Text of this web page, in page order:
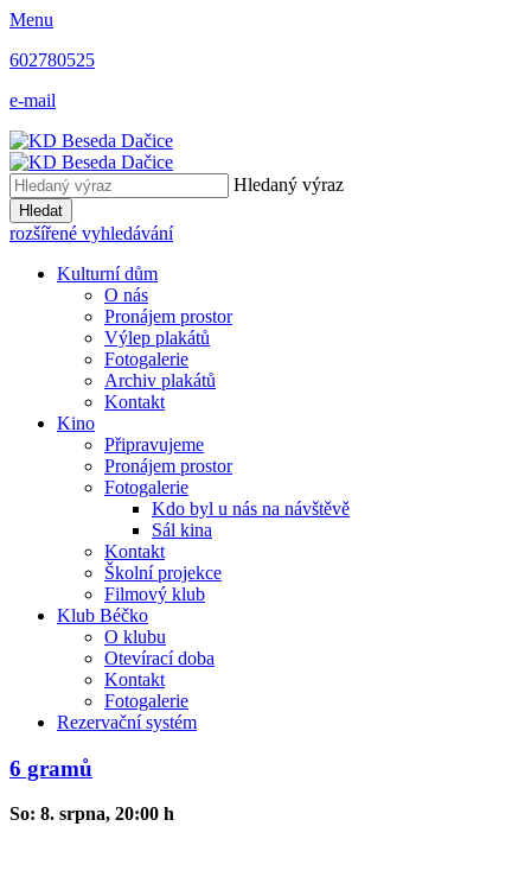
Menu
602780525
e-mail
Hledaný výraz
Hledat
rozšířené vyhledávání
Kulturní dům
O nás
Pronájem prostor
Výlep plakátů
Fotogalerie
Archiv plakátů
Kontakt
Kino
Připravujeme
Pronájem prostor
Fotogalerie
Kdo byl u nás na návštěvě
Sál kina
Kontakt
Školní projekce
Filmový klub
Klub Béčko
O klubu
Otevírací doba
Kontakt
Fotogalerie
Rezervační systém
6 gramů
So: 8. srpna, 20:00 h